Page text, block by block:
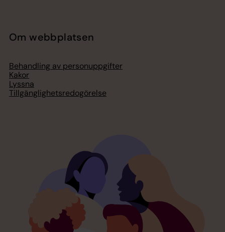
Om webbplatsen
Behandling av personuppgifter
Kakor
Lyssna
Tillgänglighetsredogörelse